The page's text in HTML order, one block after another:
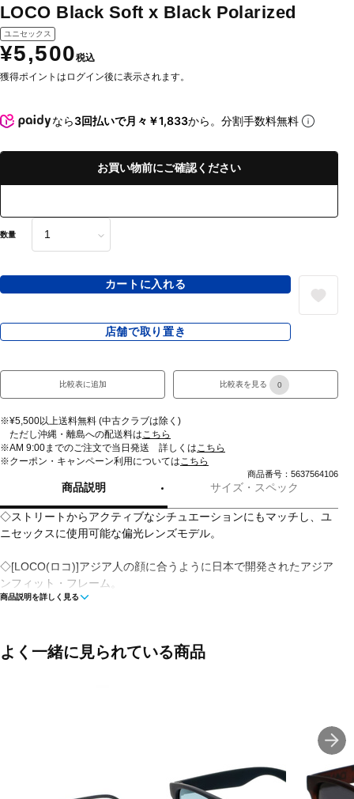
LOCO Black Soft x Black Polarized
ユニセックス
¥5,500税込
獲得ポイントはログイン後に表示されます。
なら3回払いで月々￥1,833から。分割手数料無料
お買い物前にご確認ください
数量
カートに入れる
店舗で取り置き
比較表に追加 比較表を見る 0
※¥5,500以上送料無料 (中古クラブは除く)
ただし沖縄・離島への配送料はこちら
※AM 9:00までのご注文で当日発送 詳しくはこちら
※クーポン・キャンペーン利用についてはこちら
商品番号：5637564106
商品説明 サイズ・スペック
◇ストリートからアクティブなシチュエーションにもマッチし、ユ
ニセックスに使用可能な偏光レンズモデル。
◇[LOCO(ロコ)]アジア人の顔に合うように日本で開発されたアジア
ンフィット・フレーム。
本国で人気のオリジナル・フレームに近い形状を保ちつつ、よりシ
激しく動いてもズレにくく、釣りやスポーツでも人気です。
商品説明を詳しく見る
よく一緒に見られている商品